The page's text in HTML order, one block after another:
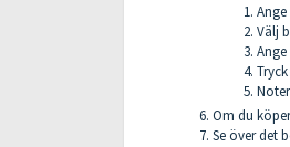
Välj
Om du
Se över det